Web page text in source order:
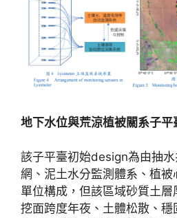
地下水位與荒涼植被關系子平
該子平臺初始design為由抽水
網、泥土水分監測體系、植
單位構成，但該區域砂質土
挖面跨度年夜、土體松散、